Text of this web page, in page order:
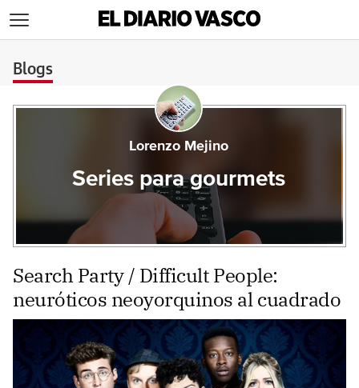
Blogs
Lorenzo Mejino
Series para gourmets
Search Party / Difficult People:
neuróticos neoyorquinos al cuadrado